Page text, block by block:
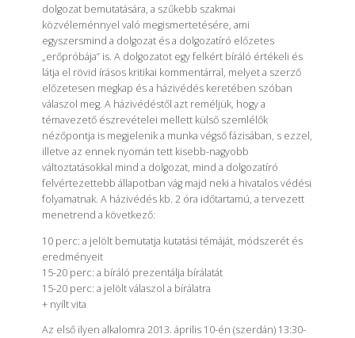
dolgozat bemutatására, a szűkebb szakmai
közvéleménnyel való megismertetésére, ami
egyszersmind a dolgozat és a dolgozatíró előzetes
„erőpróbája” is. A dolgozatot egy felkért bíráló értékeli és
látja el rövid írásos kritikai kommentárral, melyet a szerző
előzetesen megkap és a házivédés keretében szóban
válaszol meg. A házivédéstől azt reméljük, hogy a
témavezető észrevételei mellett külső szemlélők
nézőpontja is megjelenik a munka végső fázisában, s ezzel,
illetve az ennek nyomán tett kisebb-nagyobb
változtatásokkal mind a dolgozat, mind a dolgozatíró
felvértezettebb állapotban vág majd neki a hivatalos védési
folyamatnak. A házivédés kb. 2 óra időtartamú, a tervezett
menetrend a következő:
10 perc: a jelölt bemutatja kutatási témáját, módszerét és
eredményeit
15-20 perc: a bíráló prezentálja bírálatát
15-20 perc: a jelölt válaszol a bírálatra
+ nyílt vita
Az első ilyen alkalomra 2013. április 10-én (szerdán) 13:30-